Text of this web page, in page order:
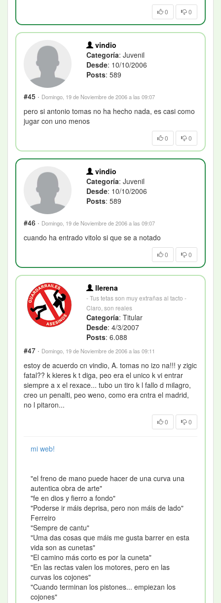
0 0
vindio
Categoría: Juvenil
Desde: 10/10/2006
Posts: 589
#45 · Domingo, 19 de Noviembre de 2006 a las 09:07
pero si antonio tomas no ha hecho nada, es casi como
jugar con uno menos
0 0
vindio
Categoría: Juvenil
Desde: 10/10/2006
Posts: 589
#46 · Domingo, 19 de Noviembre de 2006 a las 09:07
cuando ha entrado vitolo si que se a notado
0 0
llerena
- Tus tetas son muy extrañas al tacto -
Claro, son reales
Categoría: Titular
Desde: 4/3/2007
Posts: 6.088
#47 · Domingo, 19 de Noviembre de 2006 a las 09:11
estoy de acuerdo cn vindio, A. tomas no izo na!!! y zigic
fatal?? k kieres k t diga, peo era el unico k vi entrar
siempre a x el rexace... tubo un tiro k l fallo d milagro,
creo un penalti, peo weno, como era cntra el madrid,
no l pitaron...
0 0
mi web!
"el freno de mano puede hacer de una curva una
autentica obra de arte"
"fe en dios y fierro a fondo"
"Poderse ir máis deprisa, pero non máis de lado"
Ferreiro
"Sempre de cantu"
"Uma das cosas que máis me gusta barrer en esta
vida son as cunetas"
"El camino más corto es por la cuneta"
"En las rectas valen los motores, pero en las
curvas los cojones"
"Cuando terminan los pistones... empiezan los
cojones"